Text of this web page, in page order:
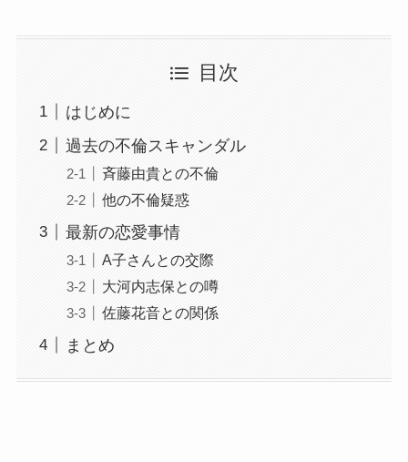
目次
はじめに
過去の不倫スキャンダル
斉藤由貴との不倫
他の不倫疑惑
最新の恋愛事情
A子さんとの交際
大河内志保との噂
佐藤花音との関係
まとめ